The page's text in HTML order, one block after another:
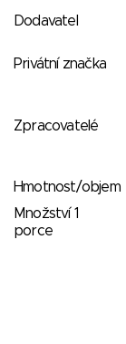
Dodavatel
Privátní značka
Zpracovatelé
Hmotnost/objem
Množství 1
porce